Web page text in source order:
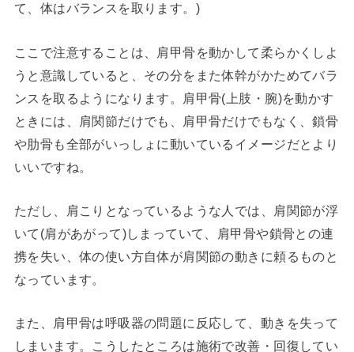
て、体はバランスを取ります。)
ここで注意することは、肩甲骨を動かして柔らかくしよ
うと意識していると、その分をまた体幹がかためてバラ
ンスを取るようになります。肩甲骨(上肢・腕)を動かす
ときには、肩関節だけでも、肩甲骨だけでもなく、鎖骨
や肋骨も全部がいっしょに動いているイメージだとより
いいですね。
ただし、肩こりとなっているような人では、肩関節が浮
いて(肩があがって)しまっていて、肩甲骨や鎖骨との連
携を失い、体の使い方自体が肩関節の動きに頼るものと
なっています。
また、肩甲骨は呼吸器の問題に反応して、動きを失って
しまいます。こうしたところは施術で改善・回復してい